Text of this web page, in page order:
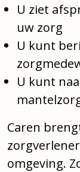
U ziet
uw zorg
U kunt
U kunt
Caren
omgeving.